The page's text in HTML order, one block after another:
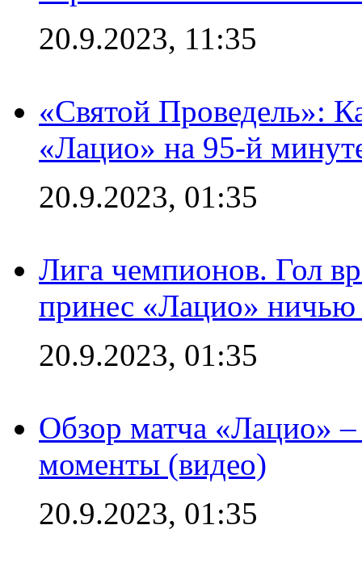
20.9.2023, 11:35
«Святой Проведель»:
«Лацио» на 95-й
20.9.2023, 01:35
Лига чемпионов. Гол
принес «Лацио» ничью
20.9.2023, 01:35
Обзор матча «Лацио»
моменты (видео)
20.9.2023, 01:35